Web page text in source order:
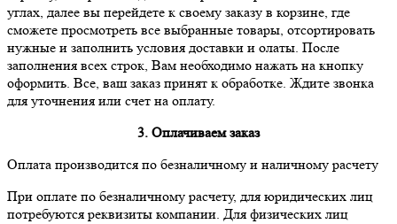
углах, далее вы перейдете к своему заказу в корзине, где
сможете просмотреть все выбранные товары, отсортировать
нужные и заполнить условия доставки и олаты. После
заполнения всех строк, Вам необходимо нажать на кнопку
оформить. Все, ваш заказ принят к обработке. Ждите звонка
для уточнения или счет на оплату.
3. Оплачиваем заказ
Оплата производится по безналичному и наличному расчету
При оплате по безналичному расчету, для юридических лиц
потребуются реквизиты компании. Для физических лиц